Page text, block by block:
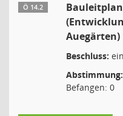
Ö 14.2
Auegärten)
Beschluss:
Abstimmung:
Befangen: 0